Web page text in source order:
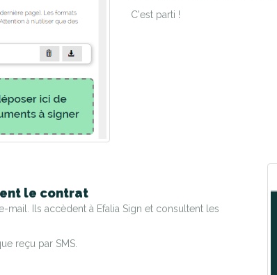
C'est parti !
le contrat
mail. Ils accèdent à Efalia Sign et consultent les
reçu par SMS.